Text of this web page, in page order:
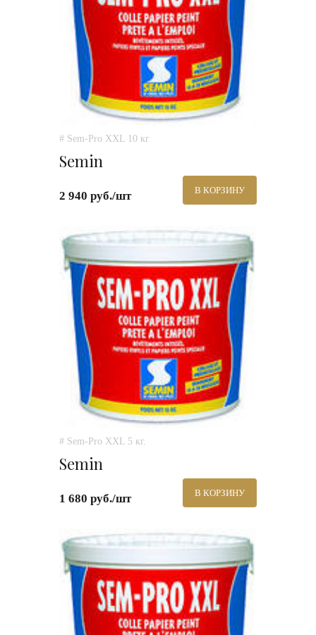
# Sem-Pro XXL 10 кг
Semin
2 940 руб./шт В КОРЗИНУ
# Sem-Pro XXL 5 кг.
Semin
1 680 руб./шт В КОРЗИНУ